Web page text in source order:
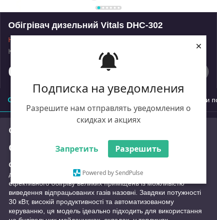
Подписка на уведомления
Разрешите нам отправлять уведомления о
скидках и акциях
Запретить Разрешить
Powered by SendPulse
×
Обігрівач дизельний Vitals DHC-302
Немає в наявності
Код: 000211340
65 104
Опис Умови
Опис
Обігрівач дизельний Vitals DHC-302
Обігрівач дизельний Vitals DHC-302
дизельний обігрівач непрямого нагріву, призначений для
ефективного обігріву великих приміщень із можливістю
виведення відпрацьованих газів назовні. Завдяки потужності
30 кВт, високій продуктивності та автоматизованому
керуванню, ця модель ідеально підходить для використання